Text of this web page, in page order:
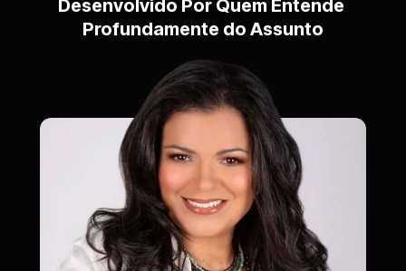
Desenvolvido Por Quem Entende
Profundamente do Assunto